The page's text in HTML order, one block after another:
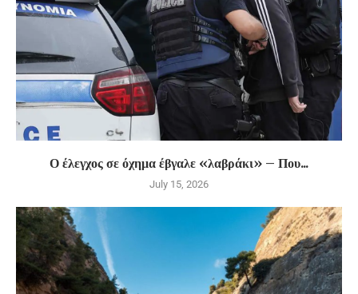
Ο έλεγχος σε όχημα έβγαλε «λαβράκι» – Που...
July 15, 2026